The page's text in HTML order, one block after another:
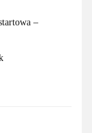
–